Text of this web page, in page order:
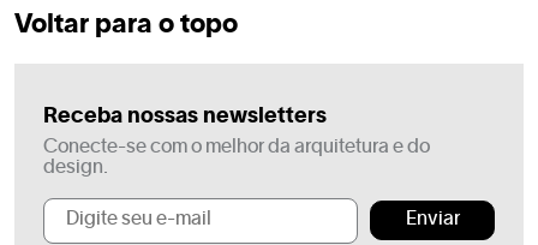
Voltar para o topo
Receba nossas newsletters
Conecte-se com o melhor da arquitetura e do
design.
Enviar